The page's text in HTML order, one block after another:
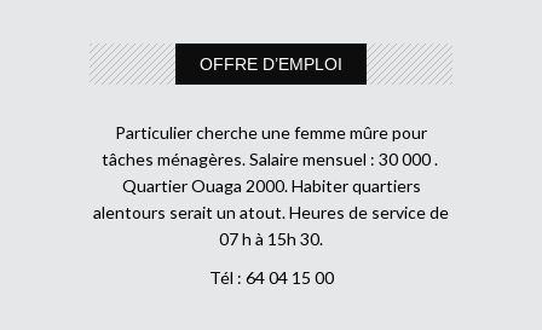
OFFRE D’EMPLOI
Particulier cherche une femme mûre pour
tâches ménagères. Salaire mensuel : 30 000 .
Quartier Ouaga 2000. Habiter quartiers
alentours serait un atout. Heures de service de
07 h à 15h 30.
Tél : 64 04 15 00